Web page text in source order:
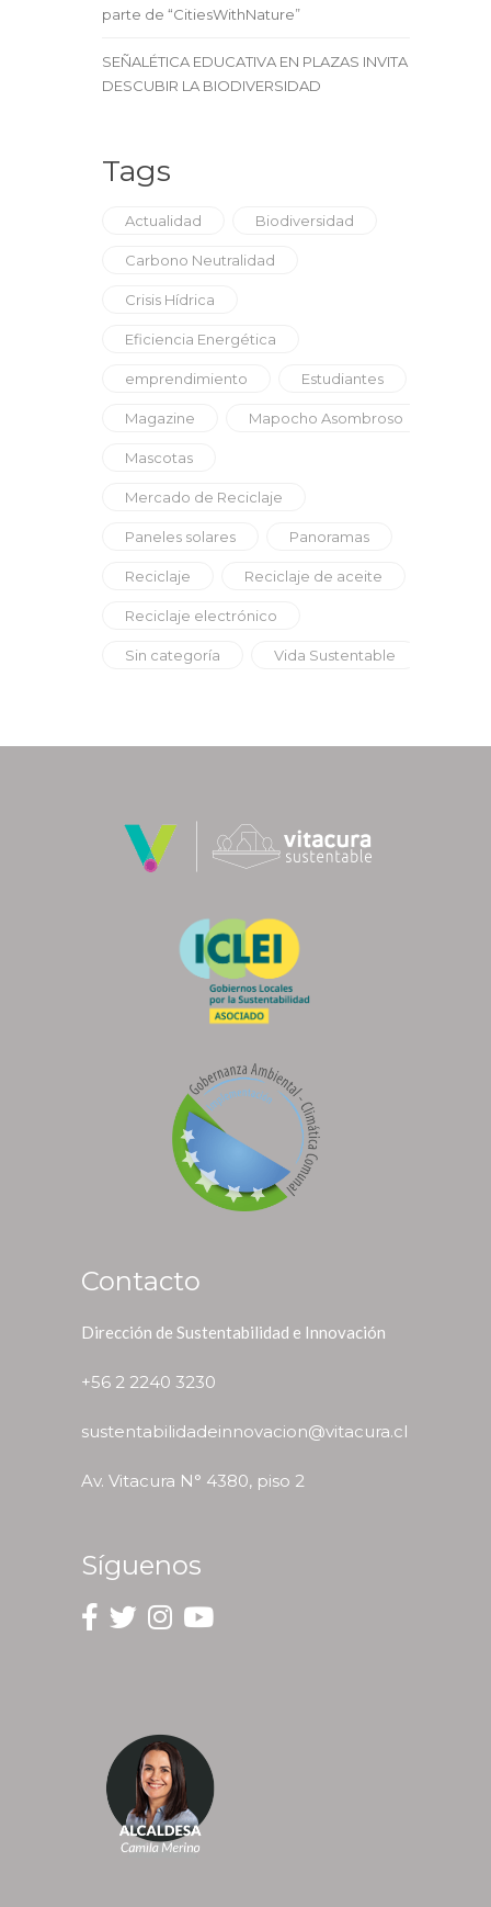
parte de “CitiesWithNature”
SEÑALÉTICA EDUCATIVA EN PLAZAS INVITA A
DESCUBIR LA BIODIVERSIDAD
Tags
Actualidad Biodiversidad
Carbono Neutralidad
Crisis Hídrica
Eficiencia Energética
emprendimiento Estudiantes
Magazine Mapocho Asombroso
Mascotas
Mercado de Reciclaje
Paneles solares Panoramas
Reciclaje Reciclaje de aceite
Reciclaje electrónico
Sin categoría Vida Sustentable
Contacto
Dirección de Sustentabilidad e Innovación
+56 2 2240 3230
sustentabilidadeinnovacion@vitacura.cl
Av. Vitacura N° 4380, piso 2
Síguenos